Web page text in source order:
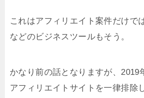
これはアフィリエイト案件だけで
などのビジネスツールもそう。
かなり前の話となりますが、2019
アフィリエイトサイトを一律排除